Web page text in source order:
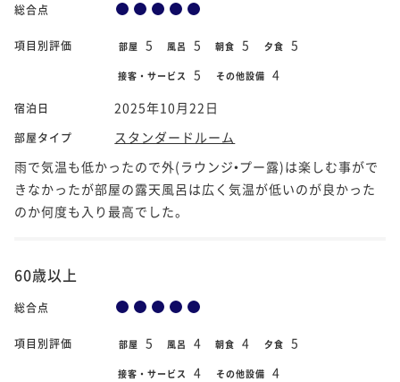
総合点
項目別評価 部屋 5 風呂 5 朝食 5 夕食 5
接客・サービス 5 その他設備 4
宿泊日 2025年10月22日
部屋タイプ
スタンダードルーム
雨で気温も低かったので外(ラウンジ•プー露)は楽しむ事がで
きなかったが部屋の露天風呂は広く気温が低いのが良かった
のか何度も入り最高でした。
60歳以上
総合点
項目別評価 部屋 5 風呂 4 朝食 4 夕食 5
接客・サービス 4 その他設備 4